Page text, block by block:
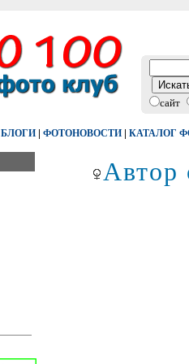
сайт
БЛОГИ | ФОТОНОВОСТИ | КАТАЛОГ
Автор